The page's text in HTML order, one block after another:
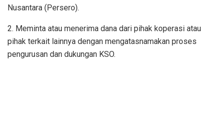
Nusantara (Persero).
2. Meminta atau menerima dana dari pihak koperasi atau
pihak terkait lainnya dengan mengatasnamakan proses
pengurusan dan dukungan KSO.